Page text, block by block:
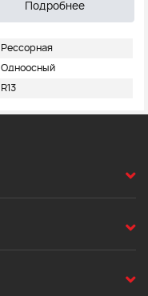
Подробнее
Рессорная
Одноосный
R13